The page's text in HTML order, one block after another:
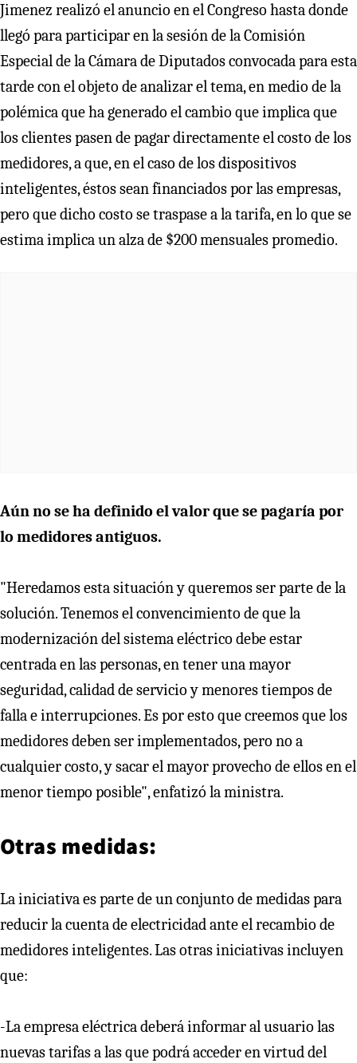
Jimenez realizó el anuncio en el Congreso hasta donde
llegó para participar en la sesión de la Comisión
Especial de la Cámara de Diputados convocada para esta
tarde con el objeto de analizar el tema, en medio de la
polémica que ha generado el cambio que implica que
los clientes pasen de pagar directamente el costo de los
medidores, a que, en el caso de los dispositivos
inteligentes, éstos sean financiados por las empresas,
pero que dicho costo se traspase a la tarifa, en lo que se
estima implica un alza de $200 mensuales promedio.
Aún no se ha definido el valor que se pagaría por
lo medidores antiguos.
"Heredamos esta situación y queremos ser parte de la
solución. Tenemos el convencimiento de que la
modernización del sistema eléctrico debe estar
centrada en las personas, en tener una mayor
seguridad, calidad de servicio y menores tiempos de
falla e interrupciones. Es por esto que creemos que los
medidores deben ser implementados, pero no a
cualquier costo, y sacar el mayor provecho de ellos en el
menor tiempo posible", enfatizó la ministra.
Otras medidas:
La iniciativa es parte de un conjunto de medidas para
reducir la cuenta de electricidad ante el recambio de
medidores inteligentes. Las otras iniciativas incluyen
que:
-La empresa eléctrica deberá informar al usuario las
nuevas tarifas a las que podrá acceder en virtud del